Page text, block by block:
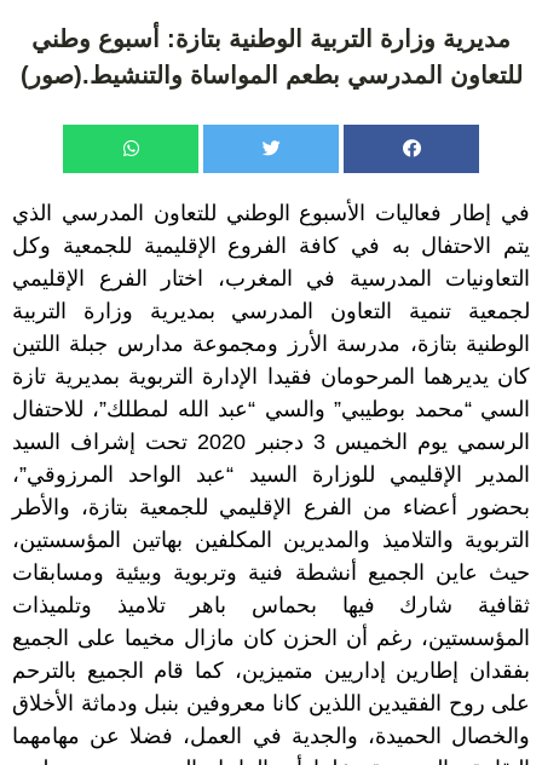
مديرية وزارة التربية الوطنية بتازة: أسبوع وطني
للتعاون المدرسي بطعم المواساة والتنشيط.(صور)
في إطار فعاليات الأسبوع الوطني للتعاون المدرسي الذي
يتم الاحتفال به في كافة الفروع الإقليمية للجمعية وكل
التعاونيات المدرسية في المغرب، اختار الفرع الإقليمي
لجمعية تنمية التعاون المدرسي بمديرية وزارة التربية
الوطنية بتازة، مدرسة الأرز ومجموعة مدارس جبلة اللتين
كان يديرهما المرحومان فقيدا الإدارة التربوية بمديرية تازة
السي “محمد بوطيبي” والسي “عبد الله لمطلك”، للاحتفال
الرسمي يوم الخميس 3 دجنبر 2020 تحت إشراف السيد
المدير الإقليمي للوزارة السيد “عبد الواحد المرزوقي”،
بحضور أعضاء من الفرع الإقليمي للجمعية بتازة، والأطر
التربوية والتلاميذ والمديرين المكلفين بهاتين المؤسستين،
حيث عاين الجميع أنشطة فنية وتربوية وبيئية ومسابقات
ثقافية شارك فيها بحماس باهر تلاميذ وتلميذات
المؤسستين، رغم أن الحزن كان مازال مخيما على الجميع
بفقدان إطارين إداريين متميزين، كما قام الجميع بالترحم
على روح الفقيدين اللذين كانا معروفين بنبل ودماثة الأخلاق
والخصال الحميدة، والجدية في العمل، فضلا عن مهامهما